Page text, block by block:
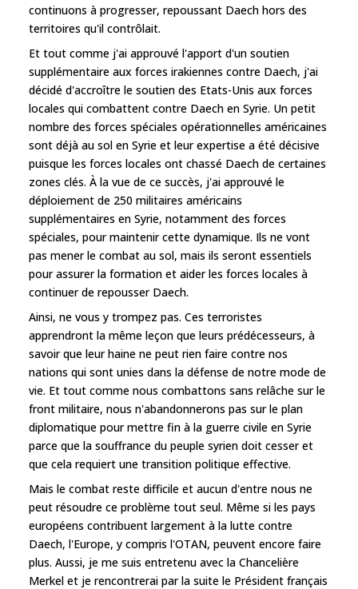
continuons à progresser, repoussant Daech hors des
territoires qu'il contrôlait.
Et tout comme j'ai approuvé l'apport d'un soutien
supplémentaire aux forces irakiennes contre Daech, j'ai
décidé d'accroître le soutien des Etats-Unis aux forces
locales qui combattent contre Daech en Syrie. Un petit
nombre des forces spéciales opérationnelles américaines
sont déjà au sol en Syrie et leur expertise a été décisive
puisque les forces locales ont chassé Daech de certaines
zones clés. À la vue de ce succès, j'ai approuvé le
déploiement de 250 militaires américains
supplémentaires en Syrie, notamment des forces
spéciales, pour maintenir cette dynamique. Ils ne vont
pas mener le combat au sol, mais ils seront essentiels
pour assurer la formation et aider les forces locales à
continuer de repousser Daech.
Ainsi, ne vous y trompez pas. Ces terroristes
apprendront la même leçon que leurs prédécesseurs, à
savoir que leur haine ne peut rien faire contre nos
nations qui sont unies dans la défense de notre mode de
vie. Et tout comme nous combattons sans relâche sur le
front militaire, nous n'abandonnerons pas sur le plan
diplomatique pour mettre fin à la guerre civile en Syrie
parce que la souffrance du peuple syrien doit cesser et
que cela requiert une transition politique effective.
Mais le combat reste difficile et aucun d'entre nous ne
peut résoudre ce problème tout seul. Même si les pays
européens contribuent largement à la lutte contre
Daech, l'Europe, y compris l'OTAN, peuvent encore faire
plus. Aussi, je me suis entretenu avec la Chancelière
Merkel et je rencontrerai par la suite le Président français